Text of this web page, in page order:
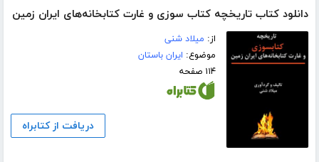
دانلود کتاب تاریخچه کتاب سوزی و غارت کتابخانه‌های ایران زمین
از: میلاد شنی
موضوع: ایران باستان
۱۱۴ صفحه
دریافت از کتابراه